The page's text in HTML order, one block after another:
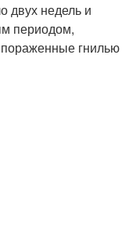
двух недель и
периодом,
гнилью